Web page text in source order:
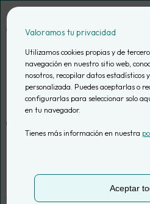
Valoramos tu privacidad
Utilizamos cookies propias y de
navegación en nuestro sitio web,
nosotros, recopilar datos estadísticos
personalizada. Puedes aceptarlas o
configurarlas para seleccionar solo
en tu navegador.
Tienes más información en nuestra
Aceptar
Saltar
al
Cómo
tráfico de